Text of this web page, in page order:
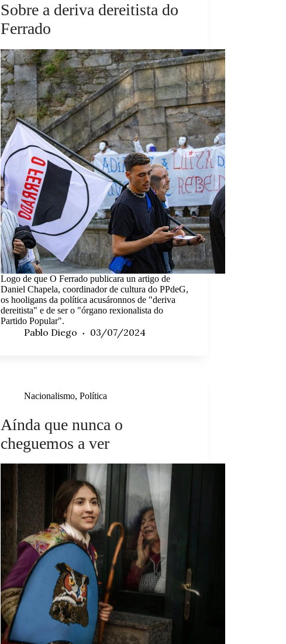
Sobre a deriva dereitista do
Ferrado
Logo de que O Ferrado publicara un artigo de
Daniel Chapela, coordinador de cultura do PPdeG,
os hooligans da política acusáronnos de "deriva
dereitista" e de ser o "órgano rexionalista do
Partido Popular".
Pablo Diego 03/07/2024
Nacionalismo,Política
Aínda que nunca o
cheguemos a ver